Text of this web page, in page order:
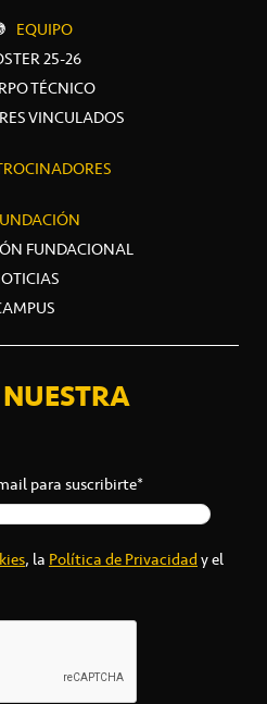
EQUIPO
25-26
TÉCNICO
VINCULADOS
FUNDACIONAL
para suscribirte*
, laPolítica de Privacidady el